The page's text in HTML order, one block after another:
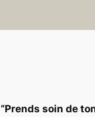
“Prends soin de